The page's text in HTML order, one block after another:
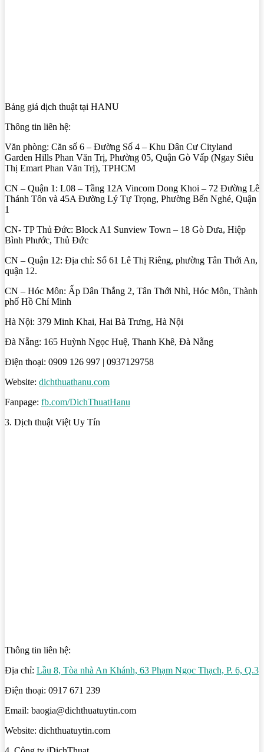
Bảng giá dịch thuật tại HANU
Thông tin liên hệ:
Văn phòng: Căn số 6 – Đường Số 4 – Khu Dân Cư Cityland
Garden Hills Phan Văn Trị, Phường 05, Quận Gò Vấp (Ngay Siêu
Thị Emart Phan Văn Trị), TPHCM
CN – Quận 1: L08 – Tầng 12A Vincom Dong Khoi – 72 Đường Lê
Thánh Tôn và 45A Đường Lý Tự Trọng, Phường Bến Nghé, Quận
1
CN- TP Thủ Đức: Block A1 Sunview Town – 18 Gò Dưa, Hiệp
Bình Phước, Thủ Đức
CN – Quận 12: Địa chỉ: Số 61 Lê Thị Riêng, phường Tân Thới An,
quận 12.
CN – Hóc Môn: Ấp Dân Thắng 2, Tân Thới Nhì, Hóc Môn, Thành
phố Hồ Chí Minh
Hà Nội: 379 Minh Khai, Hai Bà Trưng, Hà Nội
Đà Nẵng: 165 Huỳnh Ngọc Huệ, Thanh Khê, Đà Nẵng
Điện thoại: 0909 126 997 | 0937129758
Website: dichthuathanu.com
Fanpage: fb.com/DichThuatHanu
3. Dịch thuật Việt Uy Tín
Thông tin liên hệ:
Địa chỉ: Lầu 8, Tòa nhà An Khánh, 63 Phạm Ngọc Thạch, P. 6, Q.3
Điện thoại: 0917 671 239
Email: baogia@dichthuatuytin.com
Website: dichthuatuytin.com